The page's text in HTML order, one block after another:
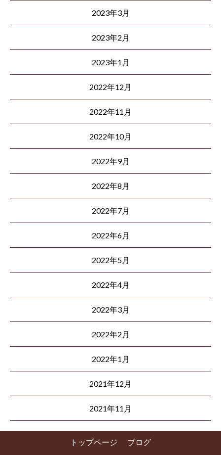
2023年3月
2023年2月
2023年1月
2022年12月
2022年11月
2022年10月
2022年9月
2022年8月
2022年7月
2022年6月
2022年5月
2022年4月
2022年3月
2022年2月
2022年1月
2021年12月
2021年11月
トップページ ブログ